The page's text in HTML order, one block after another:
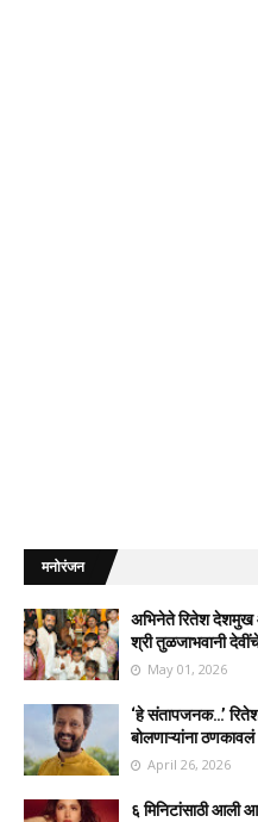
मनोरंजन
अभिनेते रितेश देशमुख
श्री तुळजाभवानी
May 01, 2026
‘हे संतापजनक…’
बोलणाऱ्यांना ठणकावलं
April 26, 2026
६ मिनिटांसाठी आली